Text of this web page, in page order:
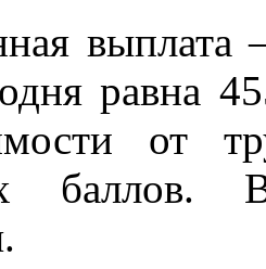
выплата
равна
от